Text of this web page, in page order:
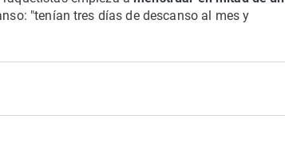
"tenían tres días de descanso al mes y